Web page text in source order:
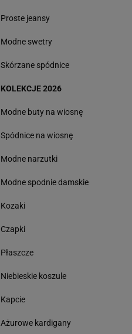
Proste jeansy
Modne swetry
Skórzane spódnice
KOLEKCJE 2026
Modne buty na wiosnę
Spódnice na wiosnę
Modne narzutki
Modne spodnie damskie
Kozaki
Czapki
Płaszcze
Niebieskie koszule
Kapcie
Ażurowe kardigany